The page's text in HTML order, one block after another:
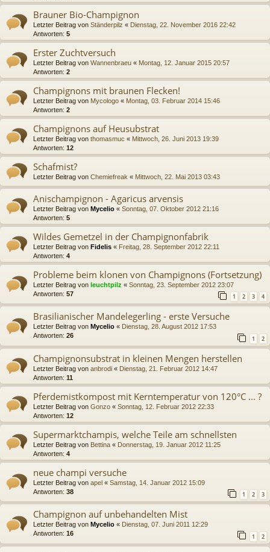
Brauner Bio-Champignon
Letzter Beitrag von Ständerpilz « Dienstag, 22. November 2016 22:42
Antworten: 5
Erster Zuchtversuch
Letzter Beitrag von Wannenbraeu « Montag, 12. Januar 2015 20:57
Antworten: 2
Champignons mit braunen Flecken!
Letzter Beitrag von Mycologo « Montag, 03. Februar 2014 15:46
Antworten: 2
Champignons auf Heusubstrat
Letzter Beitrag von thomasmuc « Mittwoch, 26. Juni 2013 19:39
Antworten: 12
Schafmist?
Letzter Beitrag von Chemiefreak « Mittwoch, 22. Mai 2013 03:43
Anischampignon - Agaricus arvensis
Letzter Beitrag von Mycelio « Sonntag, 07. Oktober 2012 21:16
Antworten: 5
Wildes Gemetzel in der Champignonfabrik
Letzter Beitrag von Fidelis « Freitag, 28. September 2012 22:11
Antworten: 4
Probleme beim klonen von Champignons (Fortsetzung)
Letzter Beitrag von leuchtpilz « Sonntag, 23. September 2012 23:07
Antworten: 57 1 2 3 4
Brasilianischer Mandelegerling - erste Versuche
Letzter Beitrag von Mycelio « Dienstag, 28. August 2012 17:53
Antworten: 26 1 2
Champignonsubstrat in kleinen Mengen herstellen
Letzter Beitrag von anbrodi « Dienstag, 21. Februar 2012 14:47
Antworten: 11
Pferdemistkompost mit Kerntemperatur von 120°C ... ?
Letzter Beitrag von Gonzo « Sonntag, 12. Februar 2012 22:33
Antworten: 12
Supermarktchampis, welche Teile am schnellsten
Letzter Beitrag von Bettina « Donnerstag, 19. Januar 2012 11:25
Antworten: 4
neue champi versuche
Letzter Beitrag von apel « Samstag, 14. Januar 2012 15:09
Antworten: 38 1 2 3
Champignon auf unbehandelten Mist
Letzter Beitrag von Mycelio « Dienstag, 07. Juni 2011 12:29
Antworten: 16 1 2